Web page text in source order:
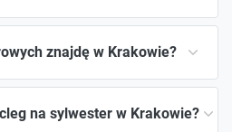
znajdę w Krakowie?
na sylwester w Krakowie?